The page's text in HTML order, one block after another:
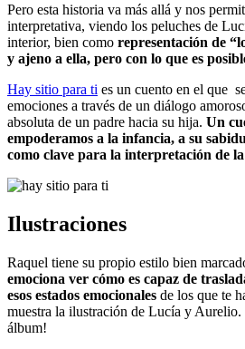
Pero esta historia va más allá y nos
interpretativa, viendo los peluches de
interior, bien como representación de
y ajeno a ella, pero con lo que es
Hay sitio para ti es un cuento en el que
emociones a través de un diálogo
absoluta de un padre hacia su hija. Un
empoderamos a la infancia, a su
como clave para la interpretación de
Ilustraciones
Raquel tiene su propio estilo bien
emociona ver cómo es capaz de
esos estados emocionales de los que te
muestra la ilustración de Lucía y Aurelio.
álbum!